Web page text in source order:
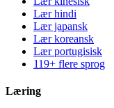
Lær hindi
Lær japansk
Lær koreansk
Lær portugisisk
119+ flere sprog
Læring